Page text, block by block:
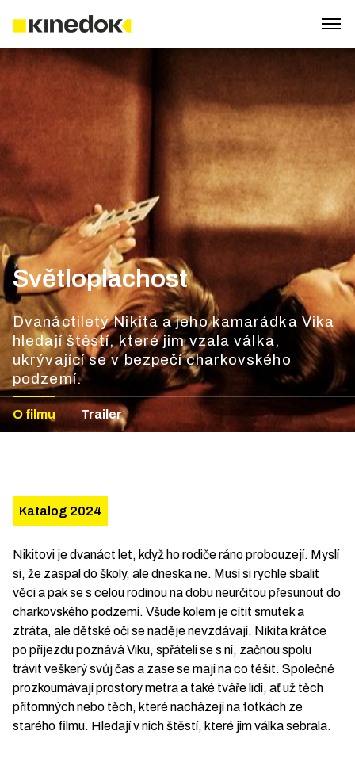
Světloplachost
Dvanáctiletý Nikita a jeho kamarádka Vika
hledají štěstí, které jim vzala válka,
ukrývající se v bezpečí charkovského
podzemí.
O filmu Trailer
Katalog 2024
Nikitovi je dvanáct let, když ho rodiče ráno probouzejí. Myslí
si, že zaspal do školy, ale dneska ne. Musí si rychle sbalit
věci a pak se s celou rodinou na dobu neurčitou přesunout do
charkovského podzemí. Všude kolem je cítit smutek a
ztráta, ale dětské oči se naděje nevzdávají. Nikita krátce
po příjezdu poznává Viku, spřátelí se s ní, začnou spolu
trávit veškerý svůj čas a zase se mají na co těšit. Společně
prozkoumávají prostory metra a také tváře lidí, ať už těch
přítomných nebo těch, které nacházejí na fotkách ze
starého filmu. Hledají v nich štěstí, které jim válka sebrala.